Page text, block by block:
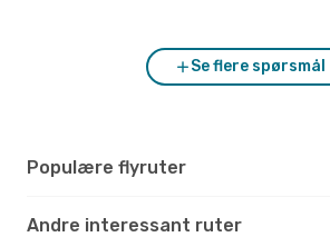
Se flere spørsmål
Populære flyruter
Andre interessant ruter